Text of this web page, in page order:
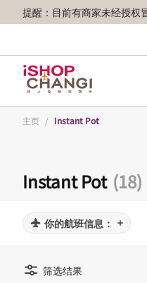
提醒：目前有商家未经授权
主页 / Instant Pot
Instant Pot (18)
你的航班信息：
筛选结果